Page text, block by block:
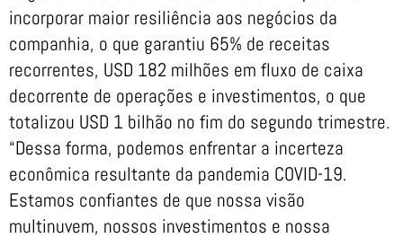
incorporar maior resiliência aos negócios da
companhia, o que garantiu 65% de receitas
recorrentes, USD 182 milhões em fluxo de caixa
decorrente de operações e investimentos, o que
totalizou USD 1 bilhão no fim do segundo trimestre.
“Dessa forma, podemos enfrentar a incerteza
econômica resultante da pandemia COVID-19.
Estamos confiantes de que nossa visão
multinuvem, nossos investimentos e nossa